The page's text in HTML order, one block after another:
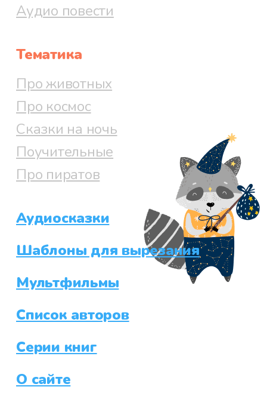
Аудио повести
Тематика
Про животных
Про космос
Сказки на ночь
Поучительные
Про пиратов
Аудиосказки
Шаблоны для вырезания
Мультфильмы
Список авторов
Серии книг
О сайте